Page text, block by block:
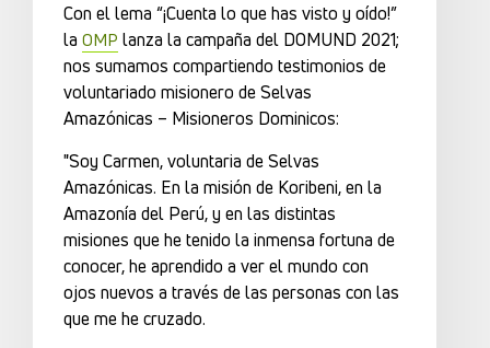
Con el lema “¡Cuenta lo que has visto y oído!”
la OMP lanza la campaña del DOMUND 2021;
nos sumamos compartiendo testimonios de
voluntariado misionero de Selvas
Amazónicas – Misioneros Dominicos:
"Soy Carmen, voluntaria de Selvas
Amazónicas. En la misión de Koribeni, en la
Amazonía del Perú, y en las distintas
misiones que he tenido la inmensa fortuna de
conocer, he aprendido a ver el mundo con
ojos nuevos a través de las personas con las
que me he cruzado.